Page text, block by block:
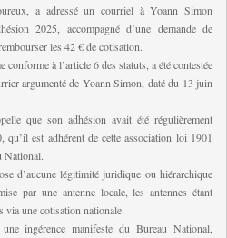
a adressé un courriel à Yoann Simon
2025, accompagné d’une demande de
les 42 € de cotisation.
conforme à l’article 6 des statuts, a été contestée
argumenté de Yoann Simon, daté du 13 juin
que son adhésion avait été régulièrement
qu’il est adhérent de cette association loi 1901
National.
d’aucune légitimité juridique ou hiérarchique
par une antenne locale, les antennes étant
via une cotisation nationale.
ingérence manifeste du Bureau National,